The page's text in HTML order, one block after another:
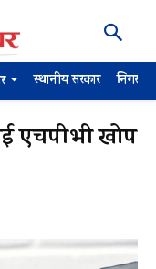
स्थानीय सरकार
एचपीभी खोप